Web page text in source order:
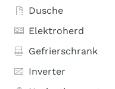
Dusche
Elektroherd
Gefrierschrank
Inverter